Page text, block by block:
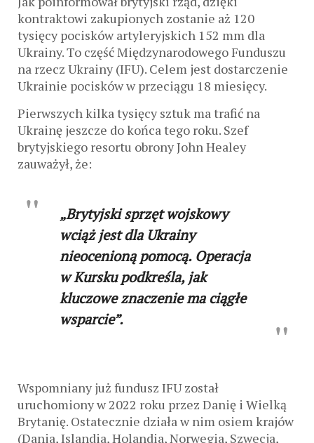
kontraktowi zakupionych zostanie aż 120
tysięcy pocisków artyleryjskich 152 mm dla
Ukrainy. To część Międzynarodowego Funduszu
na rzecz Ukrainy (IFU). Celem jest dostarczenie
Ukrainie pocisków w przeciągu 18 miesięcy.
Pierwszych kilka tysięcy sztuk ma trafić na
Ukrainę jeszcze do końca tego roku. Szef
brytyjskiego resortu obrony John Healey
zauważył, że:
„Brytyjski sprzęt wojskowy
wciąż jest dla Ukrainy
nieocenioną pomocą. Operacja
w Kursku podkreśla, jak
kluczowe znaczenie ma ciągłe
wsparcie”.
Wspomniany już fundusz IFU został
uruchomiony w 2022 roku przez Danię i Wielką
Brytanię. Ostatecznie działa w nim osiem krajów
(Dania, Islandia, Holandia, Norwegia, Szwecja,